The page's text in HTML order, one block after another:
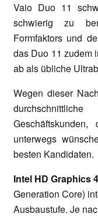
Vaio Duo 11
schwierig zu
Formfaktors und
das Duo 11 zudem
ab als übliche
Wegen dieser
unterwegs
besten Kandidaten.
Intel HD Graphics
Generation Core)
Ausbaustufe. Je